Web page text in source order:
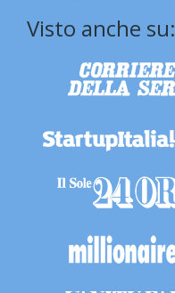
Visto anche su: